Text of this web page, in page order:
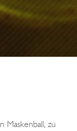
Maskenball, zu